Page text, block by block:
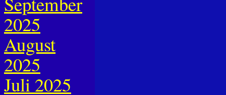
2025
August
2025
Juli 2025